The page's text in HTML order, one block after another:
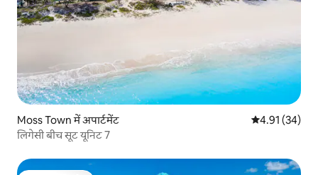
Moss Town में अपार्टमेंट औसत रेटिंग 5 में
4.91 (34)
लिगेसी बीच सूट यूनिट 7